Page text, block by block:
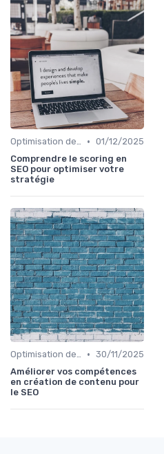
Optimisation de Contenu • 01/12/2025
Comprendre le scoring en
SEO pour optimiser votre
stratégie
Optimisation de Contenu • 30/11/2025
Améliorer vos compétences
en création de contenu pour
le SEO